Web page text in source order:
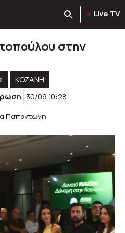
Live TV
στην
KOZANH
30/09 10:28
Παπαντώνη